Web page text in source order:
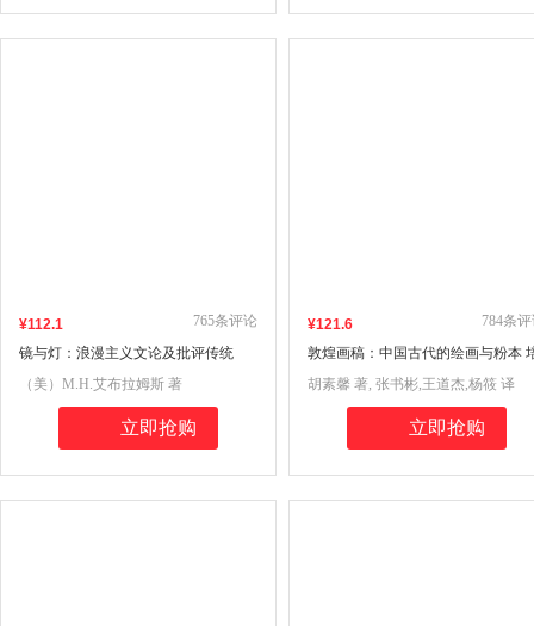
¥112.1
镜与灯：浪漫主义文论及批评传统
（修订译本）
765条评论
（美）M.H.艾布拉姆斯 著
立即抢购
¥121.6
敦煌画稿：中国古代的绘画与粉本
文·艺术史
784条
胡素馨 著, 张书彬,王道杰,杨筱 译
立即抢购